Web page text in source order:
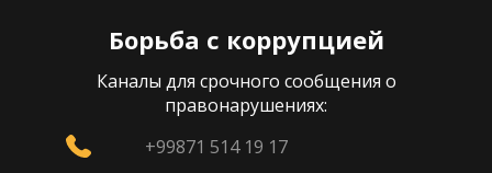
Борьба с коррупцией
Каналы для срочного сообщения о
правонарушениях:
+99871 514 19 17